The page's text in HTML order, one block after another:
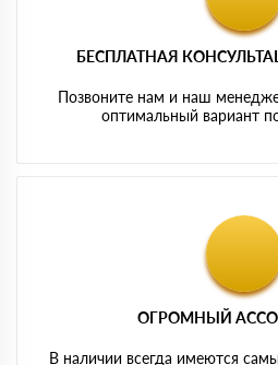
БЕСПЛАТНАЯ
Позвоните нам и наш
оптимальный вариант
ОГРОМНЫЙ
В наличии всегда имеются